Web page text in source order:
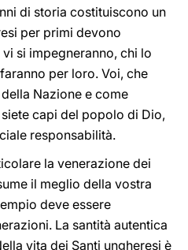
di storia costituiscono un
per primi devono
si impegneranno, chi lo
per loro. Voi, che
Nazione e come
capi del popolo di Dio,
responsabilità.
la venerazione dei
il meglio della vostra
deve essere
La santità autentica
vita dei Santi ungheresi è